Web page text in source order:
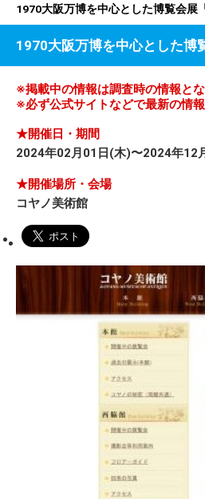
1970大阪万博を中心とした博覧会展
1970大阪万博を中心とした博
※掲載中の情報は調査時の情報とな
※必ず公式サイトなどで最新の情
★開催日・期間
2024年02月01日(木)〜2024年12
★開催場所・会場
コヤノ美術館